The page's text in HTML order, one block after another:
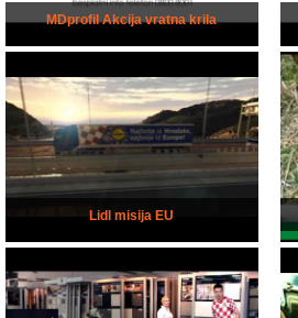
MDprofil Akcija vratna krila
Lidl misija EU